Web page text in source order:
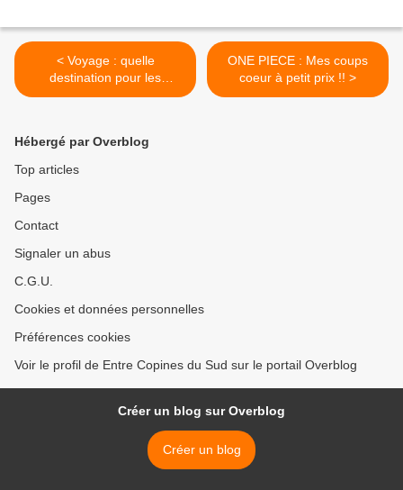
< Voyage : quelle
destination pour les
amoureux du café ?
ONE PIECE : Mes coups
coeur à petit prix !! >
Hébergé par Overblog
Top articles
Pages
Contact
Signaler un abus
C.G.U.
Cookies et données personnelles
Préférences cookies
Voir le profil de Entre Copines du Sud sur le portail Overblog
Créer un blog sur Overblog
Créer un blog